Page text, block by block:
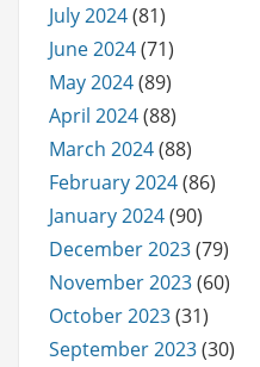
July 2024(81)
June 2024(71)
May 2024(89)
April 2024(88)
March 2024(88)
February 2024(86)
January 2024(90)
December 2023(79)
November 2023(60)
October 2023(31)
September 2023(30)